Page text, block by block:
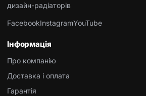
дизайн-радіаторів
FacebookInstagramYouTube
Інформація
Про компанію
Доставка і оплата
Гарантія